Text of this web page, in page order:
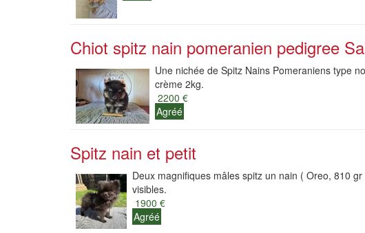
Chiot spitz nain pomeranien pedigree
Une nichée de Spitz Nains Pomeraniens type
crème 2kg.
2200 €
Agréé
Spitz nain et petit
Deux magnifiques mâles spitz un nain ( Oreo, 810
visibles.
1900 €
Agréé